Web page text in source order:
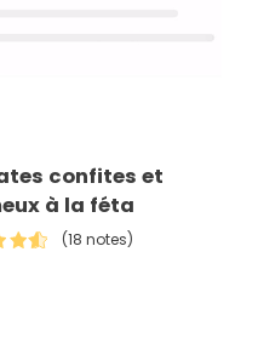
confites et
à la féta
(18 notes)